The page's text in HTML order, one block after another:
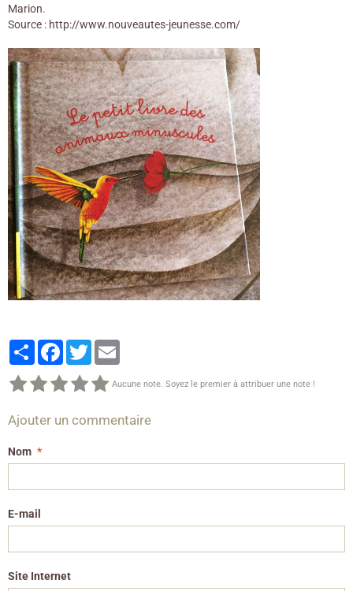
Marion.
Source : http://www.nouveautes-jeunesse.com/
PartagerFacebook
Twitter
Aucune note. Soyez le premier à attribuer une note !
Ajouter un commentaire
Nom
E-mail
Site Internet